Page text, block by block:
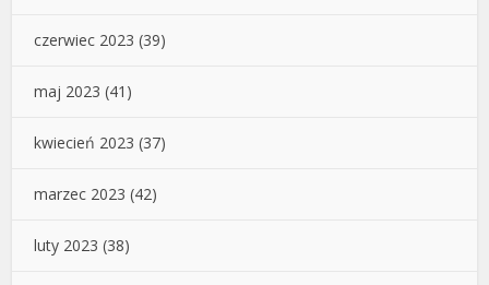
czerwiec 2023 (39)
maj 2023 (41)
kwiecień 2023 (37)
marzec 2023 (42)
luty 2023 (38)